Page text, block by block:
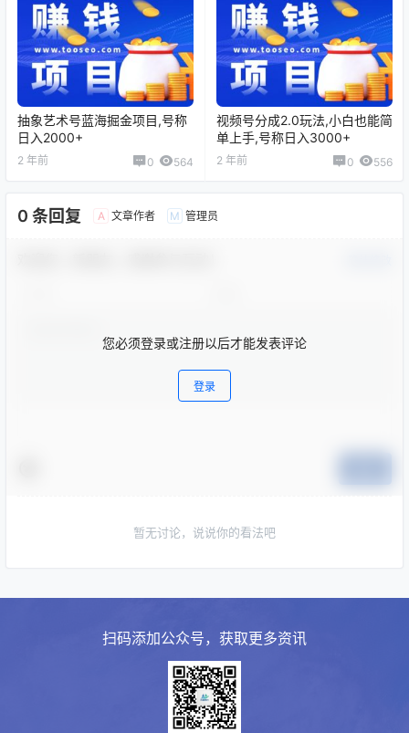
抽象艺术号蓝海掘金项目,号称
日入2000+
2 年前 0 564
视频号分成2.0玩法,小白也能简
单上手,号称日入3000+
2 年前 0 556
0 条回复 A 文章作者 M 管理员
您必须登录或注册以后才能发表评论
登录
暂无讨论，说说你的看法吧
扫码添加公众号，获取更多资讯